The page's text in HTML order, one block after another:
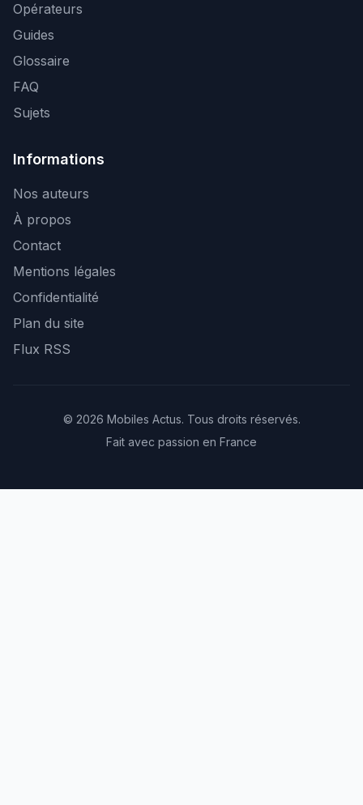
Opérateurs
Guides
Glossaire
FAQ
Sujets
Informations
Nos auteurs
À propos
Contact
Mentions légales
Confidentialité
Plan du site
Flux RSS
© 2026 Mobiles Actus. Tous droits réservés.
Fait avec passion en France